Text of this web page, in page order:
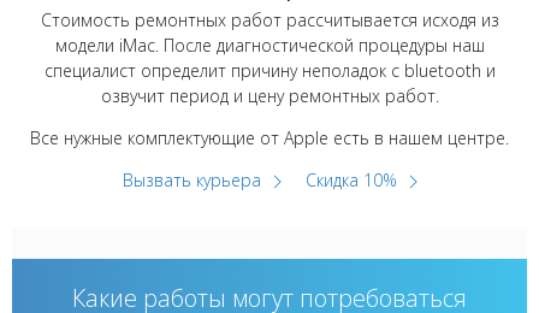
Стоимость ремонтных работ рассчитывается исходя из
модели iMac. После диагностической процедуры наш
специалист определит причину неполадок с bluetooth и
озвучит период и цену ремонтных работ.
Все нужные комплектующие от Apple есть в нашем центре.
Вызвать курьера
Скидка 10%
Какие работы могут потребоваться